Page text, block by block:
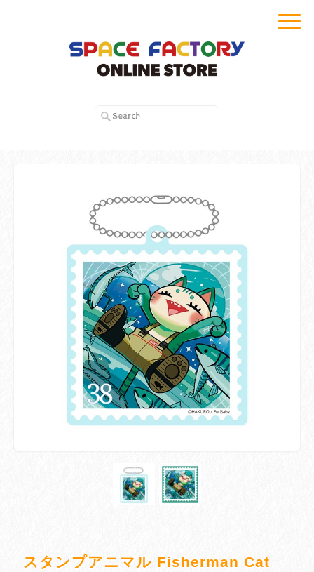
スタンプアニマル Fisherman Cat